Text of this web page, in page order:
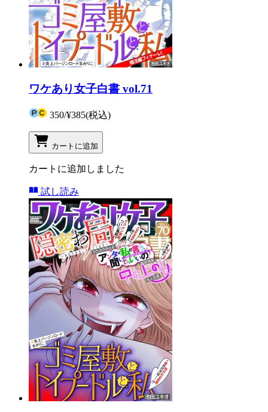
ワケあり女子白書 vol.71
350/¥385(税込)
カートに追加
カートに追加しました
試し読み